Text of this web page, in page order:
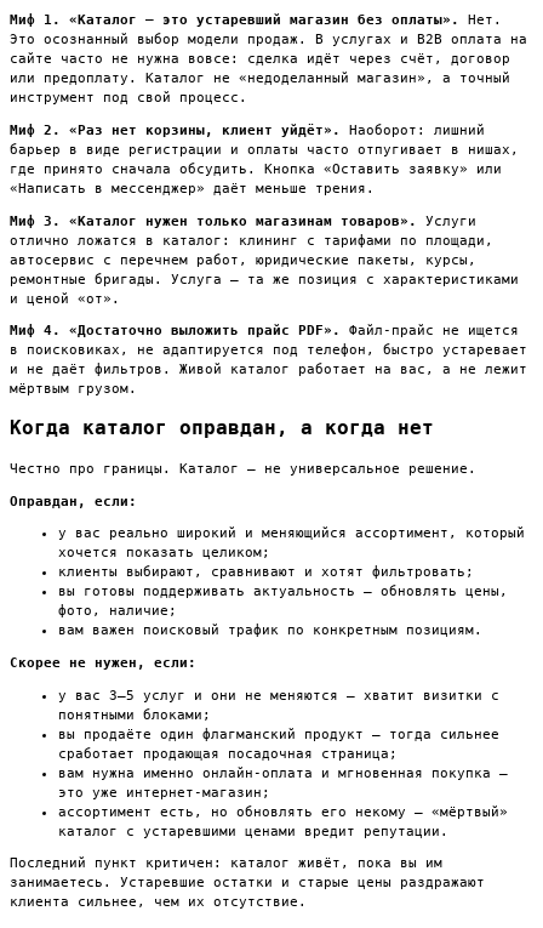
Миф 1. «Каталог — это устаревший магазин без оплаты».
Нет.
Это осознанный выбор модели продаж. В услугах и B2B оплата на
сайте часто не нужна вовсе: сделка идёт через счёт, договор
или предоплату. Каталог не «недоделанный магазин», а точный
инструмент под свой процесс.
Миф 2. «Раз нет корзины, клиент уйдёт».
Наоборот: лишний
барьер в виде регистрации и оплаты часто отпугивает в нишах,
где принято сначала обсудить. Кнопка «Оставить заявку» или
«Написать в мессенджер» даёт меньше трения.
Миф 3. «Каталог нужен только магазинам товаров».
Услуги
отлично ложатся в каталог: клининг с тарифами по площади,
автосервис с перечнем работ, юридические пакеты, курсы,
ремонтные бригады. Услуга — та же позиция с характеристиками
и ценой «от».
Миф 4. «Достаточно выложить прайс PDF».
Файл-прайс не ищется
в поисковиках, не адаптируется под телефон, быстро устаревает
и не даёт фильтров. Живой каталог работает на вас, а не лежит
мёртвым грузом.
Когда каталог оправдан, а когда нет
Честно про границы. Каталог — не универсальное решение.
Оправдан, если:
у вас реально широкий и меняющийся ассортимент, который
хочется показать целиком;
клиенты выбирают, сравнивают и хотят фильтровать;
вы готовы поддерживать актуальность — обновлять цены,
фото, наличие;
вам важен поисковый трафик по конкретным позициям.
Скорее не нужен, если:
у вас 3–5 услуг и они не меняются — хватит визитки с
понятными блоками;
вы продаёте один флагманский продукт — тогда сильнее
сработает продающая посадочная страница;
вам нужна именно онлайн-оплата и мгновенная покупка —
это уже интернет-магазин;
ассортимент есть, но обновлять его некому — «мёртвый»
каталог с устаревшими ценами вредит репутации.
Последний пункт критичен: каталог живёт, пока вы им
занимаетесь. Устаревшие остатки и старые цены раздражают
клиента сильнее, чем их отсутствие.